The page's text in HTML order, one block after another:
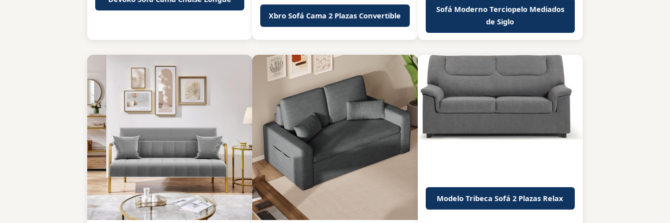
Xbro Sofá Cama 2 Plazas Convertible
Sofá Moderno Terciopelo Mediados
de Siglo
Modelo Tribeca Sofá 2 Plazas Relax